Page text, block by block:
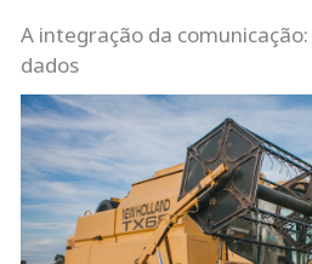
A integração da comunicação:
dados